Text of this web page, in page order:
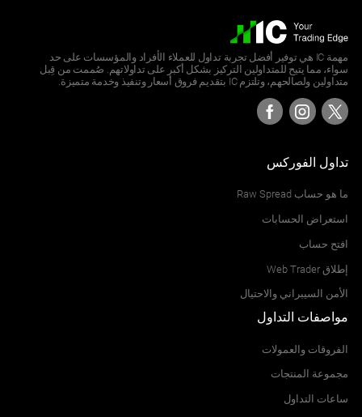
مهمة IC هي توفير أفضل تجربة تداول للعملاء الأفراد والمؤسسات على حد
سواء، مما يتيح للمتداولين التركيز بشكل أكبر على تداولاتهم. صُممت من قِبل
متداولين ولصالحهم، وتلتزم IC بتقديم فروق أسعار وتنفيذ وخدمة متميزة.
تداول الفوركس
ما هو حساب Raw Spread
استعراض الحسابات
افتح حساب
إطلاق Web Trader
الأمن السيبراني والاحتيال
مواصفات التداول
الفروقات والعمولات
مجموعة المنتجات
ساعات التداول